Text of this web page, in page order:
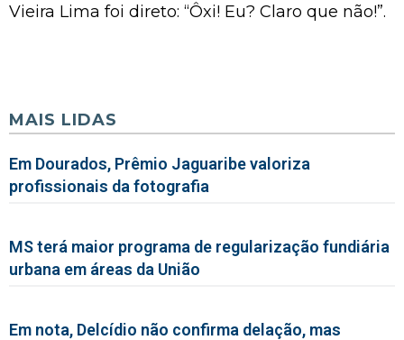
Vieira Lima foi direto: “Ôxi! Eu? Claro que não!”.
MAIS LIDAS
Em Dourados, Prêmio Jaguaribe valoriza
profissionais da fotografia
MS terá maior programa de regularização fundiária
urbana em áreas da União
Em nota, Delcídio não confirma delação, mas